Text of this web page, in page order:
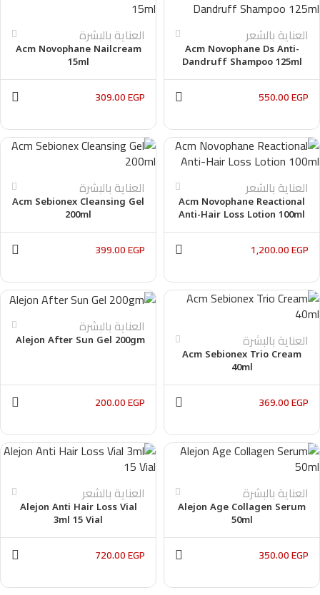
العناية بالشعر
Acm Novophane Ds Anti-
Dandruff Shampoo 125ml
550.00EGP
العناية بالبشرة
Acm Novophane Nailcream
15ml
309.00EGP
العناية بالشعر
Acm Novophane Reactional
Anti-Hair Loss Lotion 100ml
1,200.00EGP
العناية بالبشرة
Acm Sebionex Cleansing Gel
200ml
399.00EGP
العناية بالبشرة
Acm Sebionex Trio Cream
40ml
369.00EGP
العناية بالبشرة
Alejon After Sun Gel 200gm
200.00EGP
العناية بالبشرة
Alejon Age Collagen Serum
50ml
350.00EGP
العناية بالشعر
Alejon Anti Hair Loss Vial
3ml 15 Vial
720.00EGP